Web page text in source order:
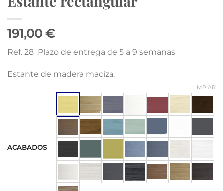
191,00 €
Ref. 28 Plazo de entrega de 5 a 9 semanas
Estante de madera maciza.
ACABADOS
LIMPIAR